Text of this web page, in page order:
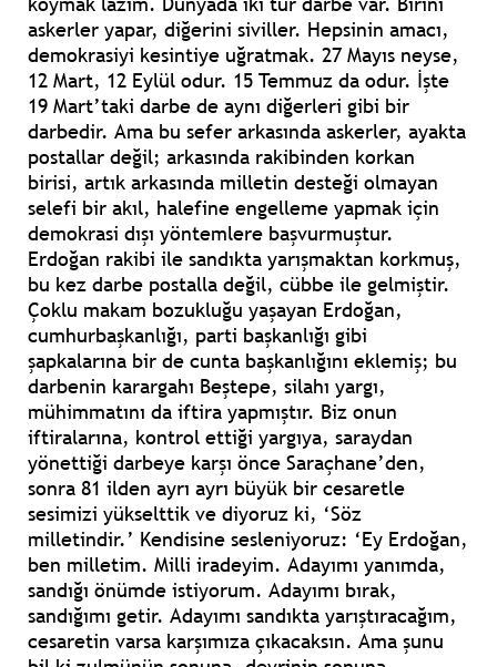
askerler yapar, diğerini siviller. Hepsinin amacı,
demokrasiyi kesintiye uğratmak. 27 Mayıs neyse,
12 Mart, 12 Eylül odur. 15 Temmuz da odur. İşte
19 Mart’taki darbe de aynı diğerleri gibi bir
darbedir. Ama bu sefer arkasında askerler, ayakta
postallar değil; arkasında rakibinden korkan
birisi, artık arkasında milletin desteği olmayan
selefi bir akıl, halefine engelleme yapmak için
demokrasi dışı yöntemlere başvurmuştur.
Erdoğan rakibi ile sandıkta yarışmaktan korkmuş,
bu kez darbe postalla değil, cübbe ile gelmiştir.
Çoklu makam bozukluğu yaşayan Erdoğan,
cumhurbaşkanlığı, parti başkanlığı gibi
şapkalarına bir de cunta başkanlığını eklemiş; bu
darbenin karargahı Beştepe, silahı yargı,
mühimmatını da iftira yapmıştır. Biz onun
iftiralarına, kontrol ettiği yargıya, saraydan
yönettiği darbeye karşı önce Saraçhane’den,
sonra 81 ilden ayrı ayrı büyük bir cesaretle
sesimizi yükselttik ve diyoruz ki, ‘Söz
milletindir.’ Kendisine sesleniyoruz: ‘Ey Erdoğan,
ben milletim. Milli iradeyim. Adayımı yanımda,
sandığı önümde istiyorum. Adayımı bırak,
sandığımı getir. Adayımı sandıkta yarıştıracağım,
cesaretin varsa karşımıza çıkacaksın. Ama şunu